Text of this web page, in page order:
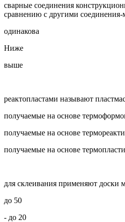
сварные соединения
сравнению с другими соединения-
одинакова
Ниже
выше
реактопластами называют
получаемые на основе
получаемые на основе
получаемые на основе
для склеивания применяют доски
до 50
- до 20